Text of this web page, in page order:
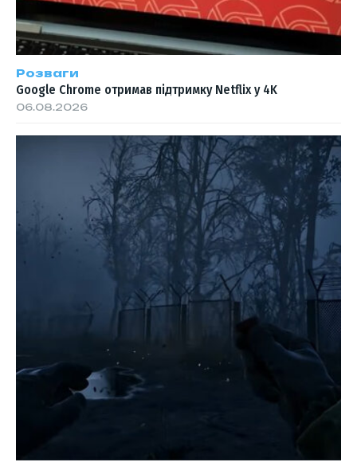
Розваги
Google Chrome отримав підтримку Netflix у 4K
06.08.2026